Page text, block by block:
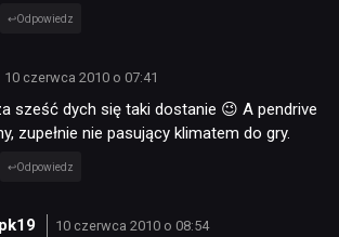
Odpowiedz
10 czerwca 2010 o 07:41
sześć dych się taki dostanie 😉 A pendrive
zupełnie nie pasujący klimatem do gry.
Odpowiedz
10 czerwca 2010 o 08:54